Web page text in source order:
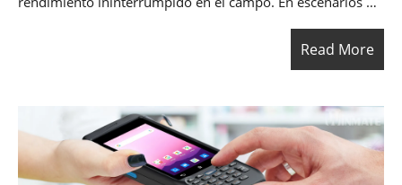
despliegue aerotransportado, los soldados deben operar
en entornos hostiles donde el equipo está expuesto al
impacto del aterrizaje, climas extremos, polvo, lluvia y luz
suficientemente portátil para reducir la carga y admitir
operaciones de movimiento rápido. Para satisfacer estas
demandas, el cliente adoptó la tableta táctica resistente
Read More